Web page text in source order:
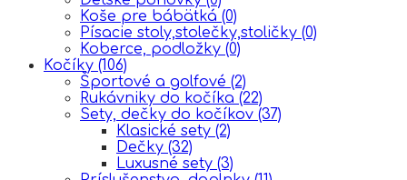
Koše pre bábätká (0)
Písacie stoly,stolečky,stoličky (0)
Koberce, podložky (0)
Kočíky (106)
Športové a golfové (2)
Rukávniky do kočíka (22)
Sety, dečky do kočíkov (37)
Klasické sety (2)
Dečky (32)
Luxusné sety (3)